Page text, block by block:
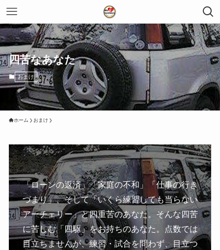
四苦なあなた
おまけ
ホーム おまけ
「ローンの返済」「家庭の不和」「仕事の行き
づまり」、そして「いくら練習しても当らない
アーチェリー」と四重苦のあなた。そんな四苦
に苦しむ「四駆」をお持ちのあなた。点数では
目立ちませんが、練習・試合を問わず、目立つ